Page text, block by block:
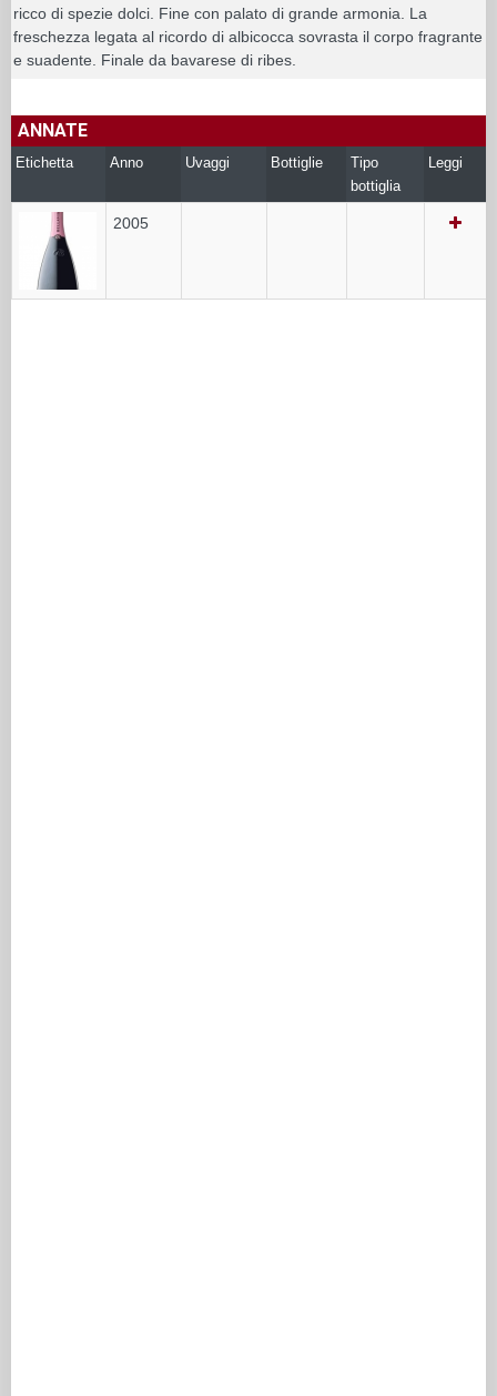
ricco di spezie dolci. Fine con palato di grande armonia. La
freschezza legata al ricordo di albicocca sovrasta il corpo fragrante
e suadente. Finale da bavarese di ribes.
ANNATE
Etichetta Anno Uvaggi Bottiglie
Tipo
bottiglia
Leggi
2005